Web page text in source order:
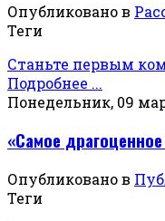
Опубликовано в
Теги
Станьте первым
Подробнее ...
Понедельник, 09
«Самое
Опубликовано в
Теги